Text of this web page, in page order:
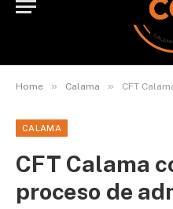
Home » Calama » CFT
CALAMA
CFT Calama
proceso de